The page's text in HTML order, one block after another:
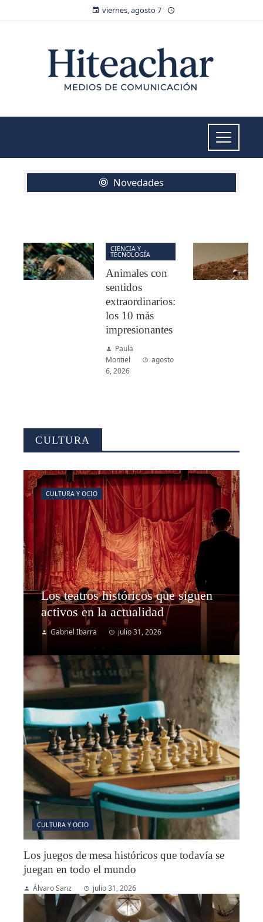
viernes, agosto 7
Novedades
CIENCIA Y
TECNOLOGÍA
Animales con
sentidos
extraordinarios:
los 10 más
impresionantes
Paula
Montiel
agosto
6, 2026
CULTURA
Los teatros históricos que siguen
activos en la actualidad
Gabriel Ibarra julio 31, 2026
CULTURA Y OCIO
CULTURA Y OCIO
Los juegos de mesa históricos que todavía se
juegan en todo el mundo
Álvaro Sanz julio 31, 2026